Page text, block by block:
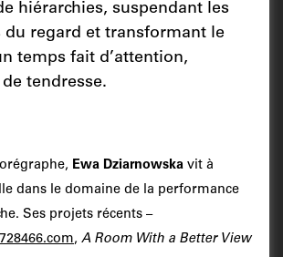
hiérarchies, suspendant les
du regard et transformant le
temps fait d’attention,
tendresse.
Ewa Dziarnowska vit à
dans le domaine de la performance
Ses projets récents –
, A Room With a Better View